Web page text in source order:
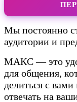
Мы постоянно
аудитории и
МАКС — это
для общения,
делиться с
отвечать на